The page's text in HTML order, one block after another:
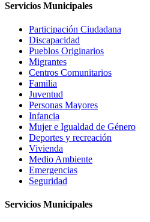
Servicios Municipales
Participación Ciudadana
Discapacidad
Pueblos Originarios
Migrantes
Centros Comunitarios
Familia
Juventud
Personas Mayores
Infancia
Mujer e Igualdad de Género
Deportes y recreación
Vivienda
Medio Ambiente
Emergencias
Seguridad
Servicios Municipales